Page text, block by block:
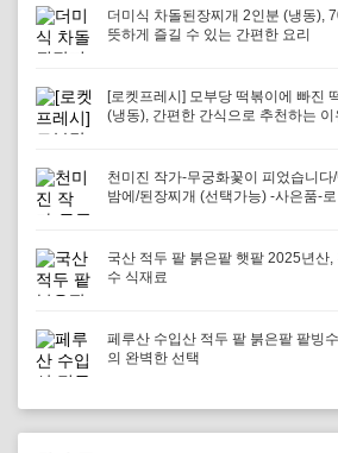
더미식 차돌된장찌개 2인분 (냉동),
뜻하게 즐길 수 있는 간편한 요리
[로켓프레시] 모부당 떡볶이에 빠진
(냉동), 간편한 간식으로 추천하는 이
천미진 작가-무궁화꽃이 피었습니
밤에/된장찌개 (선택가능) -사은품-
국산 적두 팥 붉은팥 햇팥 2025년산,
수 식재료
페루산 수입산 적두 팥 붉은팥 팥빙
의 완벽한 선택